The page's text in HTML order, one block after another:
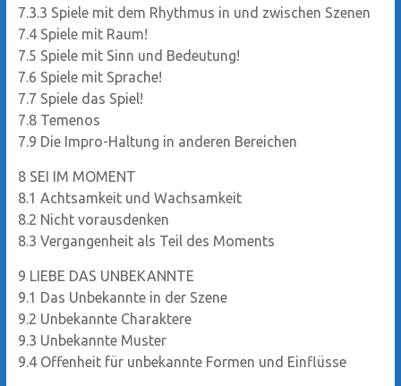
7.3.3 Spiele mit dem Rhythmus in und zwischen Szenen
7.4 Spiele mit Raum!
7.5 Spiele mit Sinn und Bedeutung!
7.6 Spiele mit Sprache!
7.7 Spiele das Spiel!
7.8 Temenos
7.9 Die Impro-Haltung in anderen Bereichen
8 SEI IM MOMENT
8.1 Achtsamkeit und Wachsamkeit
8.2 Nicht vorausdenken
8.3 Vergangenheit als Teil des Moments
9 LIEBE DAS UNBEKANNTE
9.1 Das Unbekannte in der Szene
9.2 Unbekannte Charaktere
9.3 Unbekannte Muster
9.4 Offenheit für unbekannte Formen und Einflüsse